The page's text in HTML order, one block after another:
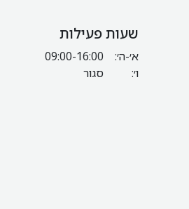
שעות פעילות
א׳-ה׳:
09:00-16:00
ו׳:
סגור